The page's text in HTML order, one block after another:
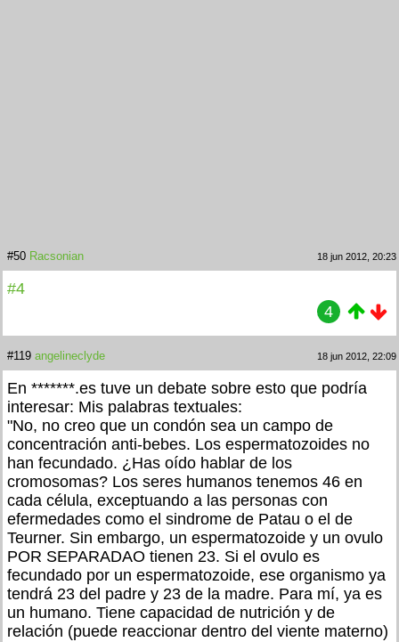
#50 Racsonian 18 jun 2012, 20:23
#4
4
#119 angelineclyde 18 jun 2012, 22:09
En *******.es tuve un debate sobre esto que podría
interesar: Mis palabras textuales:
"No, no creo que un condón sea un campo de
concentración anti-bebes. Los espermatozoides no
han fecundado. ¿Has oído hablar de los
cromosomas? Los seres humanos tenemos 46 en
cada célula, exceptuando a las personas con
efermedades como el sindrome de Patau o el de
Teurner. Sin embargo, un espermatozoide y un ovulo
POR SEPARADAO tienen 23. Si el ovulo es
fecundado por un espermatozoide, ese organismo ya
tendrá 23 del padre y 23 de la madre. Para mí, ya es
un humano. Tiene capacidad de nutrición y de
relación (puede reaccionar dentro del viente materno)